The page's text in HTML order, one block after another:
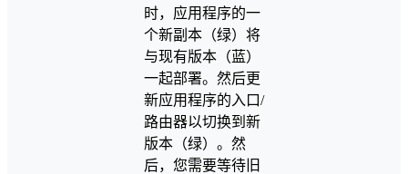
时，应用程序的一
个新副本（绿）将
与现有版本（蓝）
一起部署。然后更
新应用程序的入口/
路由器以切换到新
版本（绿）。然
后，您需要等待旧